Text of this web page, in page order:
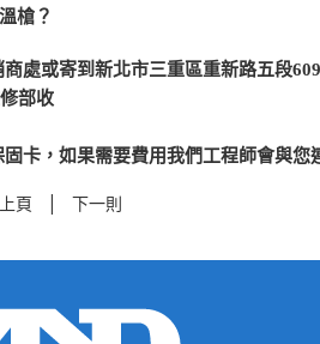
槍？
處或寄到新北市三重區重新路五段
部收
卡，如果需要費用我們工程師會與您
頁 | 下一則